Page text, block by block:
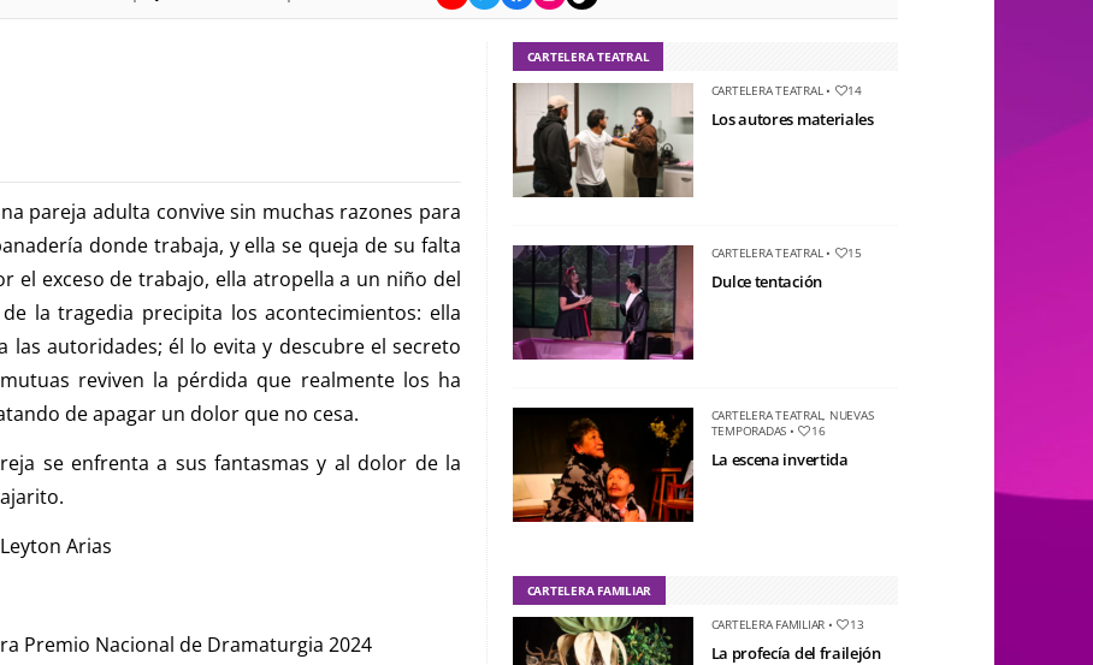
pareja adulta convive sin muchas razones para
donde trabaja, y ella se queja de su falta
el exceso de trabajo, ella atropella a un niño del
la tragedia precipita los acontecimientos: ella
las autoridades; él lo evita y descubre el secreto
reviven la pérdida que realmente los ha
de apagar un dolor que no cesa.
se enfrenta a sus fantasmas y al dolor de la
Arias
Premio Nacional de Dramaturgia 2024
CARTELERA TEATRAL
CARTELERA TEATRAL• 14
Los autores materiales
CARTELERA TEATRAL• 15
Dulce tentación
CARTELERA TEATRAL, NUEVAS
TEMPORADAS • 16
La escena invertida
CARTELERA FAMILIAR
CARTELERA FAMILIAR • 13
La profecía del frailejón